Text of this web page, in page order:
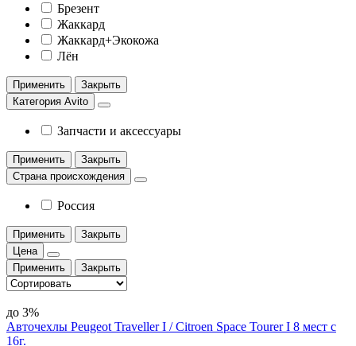
Брезент
Жаккард
Жаккард+Экокожа
Лён
Применить
Закрыть
Категория Avito
Запчасти и аксессуары
Применить
Закрыть
Страна происхождения
Россия
Применить
Закрыть
Цена
Применить
Закрыть
до 3%
Авточехлы Peugeot Traveller I / Citroen Space Tourer I 8 мест с
16г.